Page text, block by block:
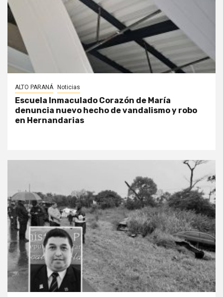
ALTO PARANÁ Noticias
Escuela Inmaculado Corazón de María
denuncia nuevo hecho de vandalismo y robo
en Hernandarias